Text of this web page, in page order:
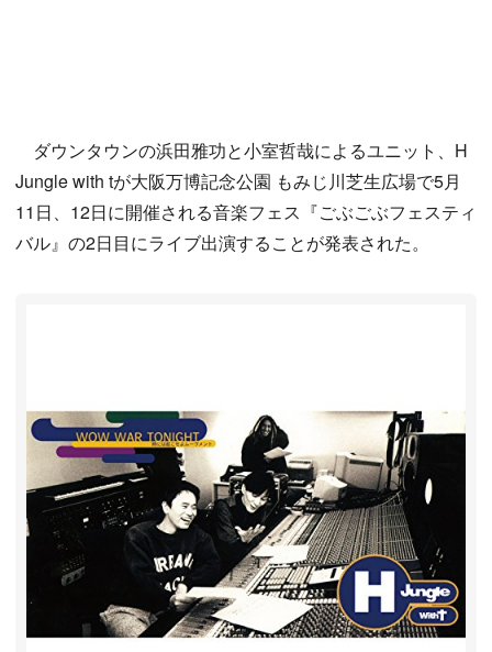
ダウンタウンの浜田雅功と小室哲哉によるユニット、H
Jungle with tが大阪万博記念公園 もみじ川芝生広場で5月
11日、12日に開催される音楽フェス『ごぶごぶフェスティ
バル』の2日目にライブ出演することが発表された。